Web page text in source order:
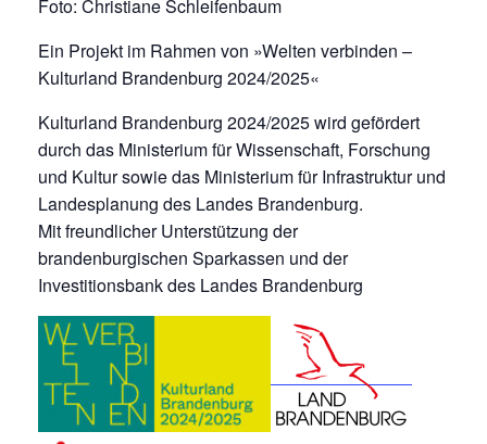
Foto: Christiane Schleifenbaum
Ein Projekt im Rahmen von »Welten verbinden –
Kulturland Brandenburg 2024/2025«
Kulturland Brandenburg 2024/2025 wird gefördert
durch das Ministerium für Wissenschaft, Forschung
und Kultur sowie das Ministerium für Infrastruktur und
Landesplanung des Landes Brandenburg.
Mit freundlicher Unterstützung der
brandenburgischen Sparkassen und der
Investitionsbank des Landes Brandenburg